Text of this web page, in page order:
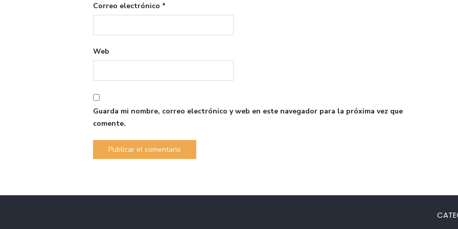
Correo electrónico *
Web
Guarda mi nombre, correo electrónico y web en este navegador para la próxima vez que
comente.